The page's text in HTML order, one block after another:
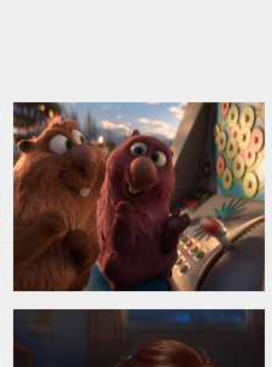
формате 2D. Дополнительная
filiāle Latvijā
,Matthew Broderick,Jeffrey
сайт